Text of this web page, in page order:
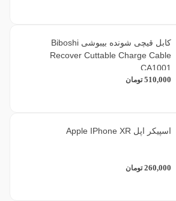
کابل قیچی شونده بیبوشی Biboshi
Recover Cuttable Charge Cable
CA1001
510,000 تومان
اسپیکر اپل Apple IPhone XR
260,000 تومان